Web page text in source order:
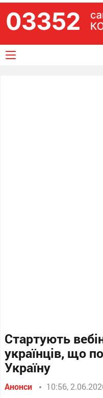
Стартують
українців, що
Україну
Анонси 10:56,